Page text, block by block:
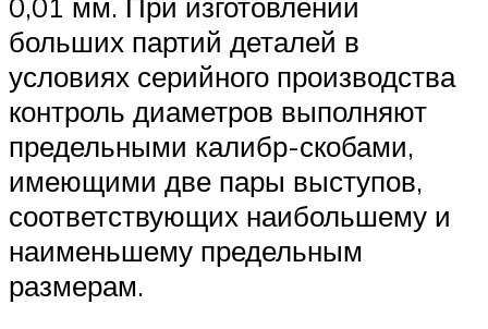
больших партий деталей в
условиях серийного производства
контроль диаметров выполняют
предельными калибр-скобами,
имеющими две пары выступов,
соответствующих наибольшему и
наименьшему предельным
размерам.